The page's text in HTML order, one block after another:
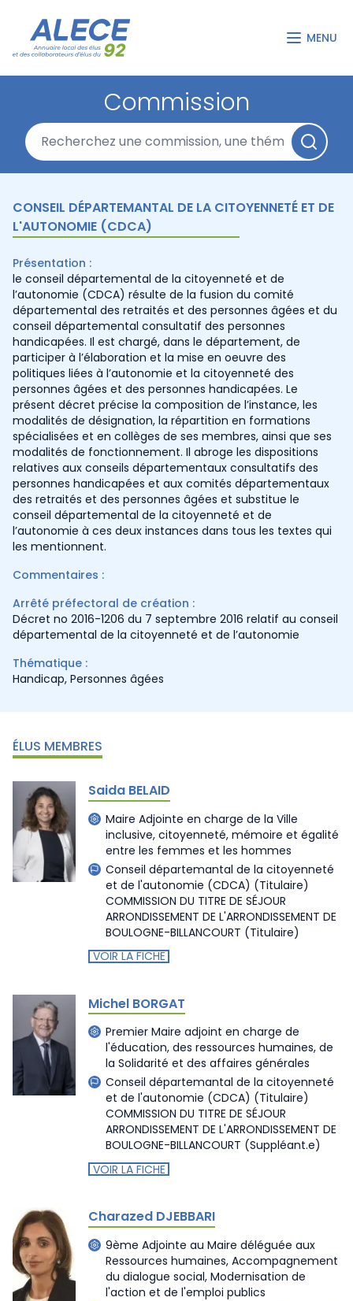
MENU
Commission
CONSEIL DÉPARTEMANTAL DE LA CITOYENNETÉ ET DE
L'AUTONOMIE (CDCA)
Présentation :
le conseil départemental de la citoyenneté et de
l’autonomie (CDCA) résulte de la fusion du comité
départemental des retraités et des personnes âgées et du
conseil départemental consultatif des personnes
handicapées. Il est chargé, dans le département, de
participer à l’élaboration et la mise en oeuvre des
politiques liées à l’autonomie et la citoyenneté des
personnes âgées et des personnes handicapées. Le
présent décret précise la composition de l’instance, les
modalités de désignation, la répartition en formations
spécialisées et en collèges de ses membres, ainsi que ses
modalités de fonctionnement. Il abroge les dispositions
relatives aux conseils départementaux consultatifs des
personnes handicapées et aux comités départementaux
des retraités et des personnes âgées et substitue le
conseil départemental de la citoyenneté et de
l’autonomie à ces deux instances dans tous les textes qui
les mentionnent.
Commentaires :
Arrêté préfectoral de création :
Décret no 2016-1206 du 7 septembre 2016 relatif au conseil
départemental de la citoyenneté et de l’autonomie
Thématique :
Handicap, Personnes âgées
ÉLUS MEMBRES
Saida BELAID
Maire Adjointe en charge de la Ville
inclusive, citoyenneté, mémoire et égalité
entre les femmes et les hommes
Conseil départemantal de la citoyenneté
et de l'autonomie (CDCA) (Titulaire)
COMMISSION DU TITRE DE SÉJOUR
ARRONDISSEMENT DE L'ARRONDISSEMENT DE
BOULOGNE-BILLANCOURT (Titulaire)
VOIR LA FICHE
Michel BORGAT
Premier Maire adjoint en charge de
l'éducation, des ressources humaines, de
la Solidarité et des affaires générales
Conseil départemantal de la citoyenneté
et de l'autonomie (CDCA) (Titulaire)
COMMISSION DU TITRE DE SÉJOUR
ARRONDISSEMENT DE L'ARRONDISSEMENT DE
BOULOGNE-BILLANCOURT (Suppléant.e)
VOIR LA FICHE
Charazed DJEBBARI
9ème Adjointe au Maire déléguée aux
Ressources humaines, Accompagnement
du dialogue social, Modernisation de
l'action et de l'emploi publics